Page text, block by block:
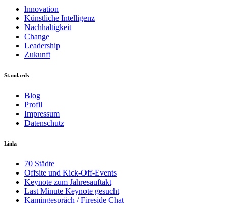
lnnovation
Künstliche Intelligenz
Nachhaltigkeit
Change
Leadership
Zukunft
Standards
Blog
Profil
Impressum
Datenschutz
Links
70 Städte
Offsite und Kick-Off-Events
Keynote zum Jahresauftakt
Last Minute Keynote gesucht
Kamingespräch / Fireside Chat